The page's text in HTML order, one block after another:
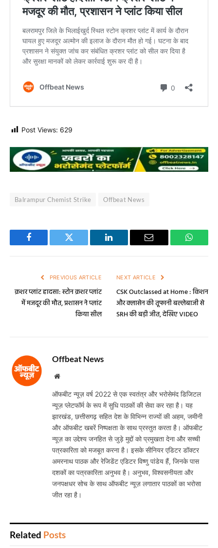
Post Views: 629
Balrampur Chemist Strike Offbeat News
Facebook Twitter LinkedIn Email
PREVIOUS ARTICLE
क्रशर प्लांट हादसा: स्टोन क्रशर प्लांट
में मजदूर की मौत, प्रशासन ने प्लांट
किया सील
NEXT ARTICLE
CSK Outclassed at Home : किशन
और क्लासेन की तूफानी बल्लेबाजी से
SRH की बड़ी जीत, देखिए VIDEO
Offbeat News
Website
ऑफबीट न्यूज़ वर्ष 2022 से एक स्वतंत्र और भरोसेमंद डिजिटल
न्यूज़ प्लेटफॉर्म के रूप में सुधि पाठकों की सेवा कर रहा है। यह
झारखंड, छत्तीसगढ़ सहित देश के विभिन्न राज्यों की अहम, जमीनी
और ऑफबीट खबरें निष्पक्षता के साथ प्रस्तुत करता है। ऑफबीट
न्यूज़ का उद्देश्य जनहित से जुड़े मुद्दों को प्रमुखता देना और सच्ची
पत्रकारिता को मजबूत करना है। इसके सीनियर एडिटर डॉक्टर
अमरनाथ पाठक और रेजिडेंट एडिटर विष्णु पांडेय हैं, जिनके पास
दशकों का पत्रकारिता अनुभव है। अनुभव, विश्वसनीयता और
जनपक्षधर सोच के साथ ऑफबीट न्यूज़ लगातार पाठकों का भरोसा
जीत रहा है।
Related Posts